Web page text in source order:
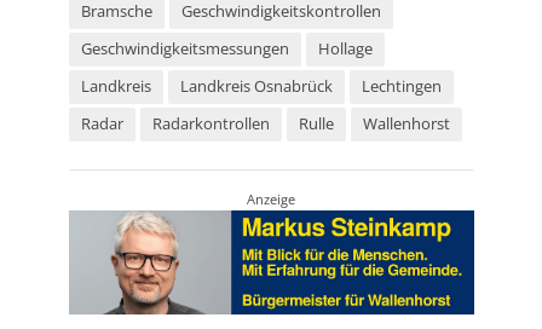
Bramsche
Geschwindigkeitskontrollen
Geschwindigkeitsmessungen
Hollage
Landkreis
Landkreis Osnabrück
Lechtingen
Radar
Radarkontrollen Rulle Wallenhorst
Anzeige